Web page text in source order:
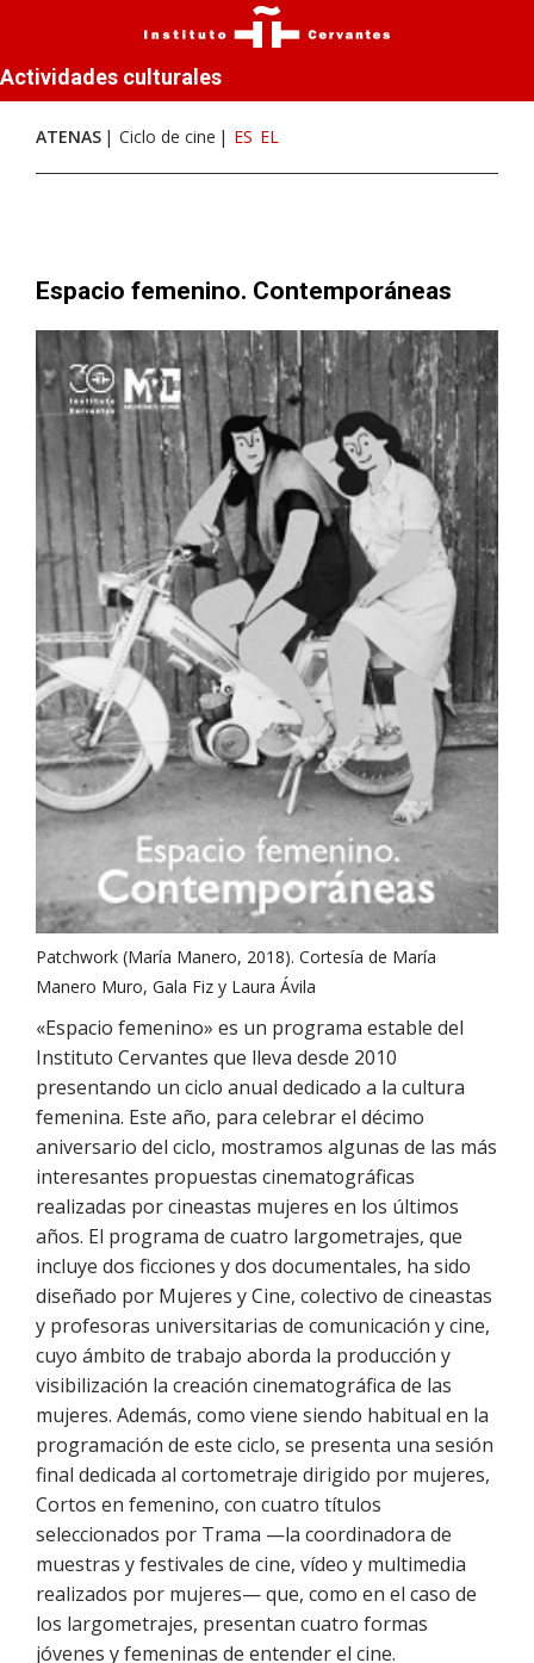
Actividades culturales
ATENAS Ciclo de cine ES EL
Espacio femenino. Contemporáneas
Patchwork (María Manero, 2018). Cortesía de María
Manero Muro, Gala Fiz y Laura Ávila
«Espacio femenino» es un programa estable del
Instituto Cervantes que lleva desde 2010
presentando un ciclo anual dedicado a la cultura
femenina. Este año, para celebrar el décimo
aniversario del ciclo, mostramos algunas de las más
interesantes propuestas cinematográficas
realizadas por cineastas mujeres en los últimos
años. El programa de cuatro largometrajes, que
incluye dos ficciones y dos documentales, ha sido
diseñado por Mujeres y Cine, colectivo de cineastas
y profesoras universitarias de comunicación y cine,
cuyo ámbito de trabajo aborda la producción y
visibilización la creación cinematográfica de las
mujeres. Además, como viene siendo habitual en la
programación de este ciclo, se presenta una sesión
final dedicada al cortometraje dirigido por mujeres,
Cortos en femenino, con cuatro títulos
seleccionados por Trama —la coordinadora de
muestras y festivales de cine, vídeo y multimedia
realizados por mujeres— que, como en el caso de
los largometrajes, presentan cuatro formas
jóvenes y femeninas de entender el cine.